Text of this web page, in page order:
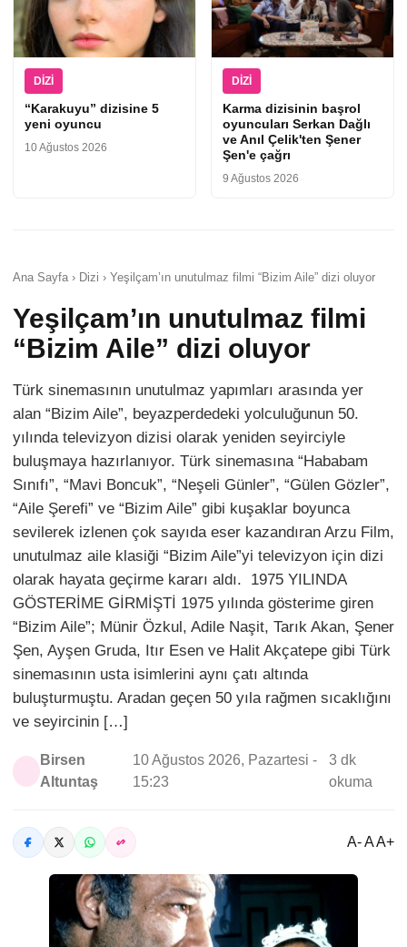
DIZI
“Karakuyu” dizisine 5
yeni oyuncu
10 Ağustos 2026
DIZI
Karma dizisinin başrol
oyuncuları Serkan Dağlı
ve Anıl Çelik'ten Şener
Şen'e çağrı
9 Ağustos 2026
Ana Sayfa › Dizi › Yeşilçam’ın unutulmaz filmi “Bizim Aile” dizi oluyor
Yeşilçam’ın unutulmaz filmi
“Bizim Aile” dizi oluyor
Türk sinemasının unutulmaz yapımları arasında yer
alan “Bizim Aile”, beyazperdedeki yolculuğunun 50.
yılında televizyon dizisi olarak yeniden seyirciyle
buluşmaya hazırlanıyor. Türk sinemasına “Hababam
Sınıfı”, “Mavi Boncuk”, “Neşeli Günler”, “Gülen Gözler”,
“Aile Şerefi” ve “Bizim Aile” gibi kuşaklar boyunca
sevilerek izlenen çok sayıda eser kazandıran Arzu Film,
unutulmaz aile klasiği “Bizim Aile”yi televizyon için dizi
olarak hayata geçirme kararı aldı. 1975 YILINDA
GÖSTERİME GİRMİŞTİ 1975 yılında gösterime giren
“Bizim Aile”; Münir Özkul, Adile Naşit, Tarık Akan, Şener
Şen, Ayşen Gruda, Itır Esen ve Halit Akçatepe gibi Türk
sinemasının usta isimlerini aynı çatı altında
buluşturmuştu. Aradan geçen 50 yıla rağmen sıcaklığını
ve seyircinin […]
Birsen
Altuntaş
10 Ağustos 2026, Pazartesi -
15:23
3 dk
okuma
A- A A+